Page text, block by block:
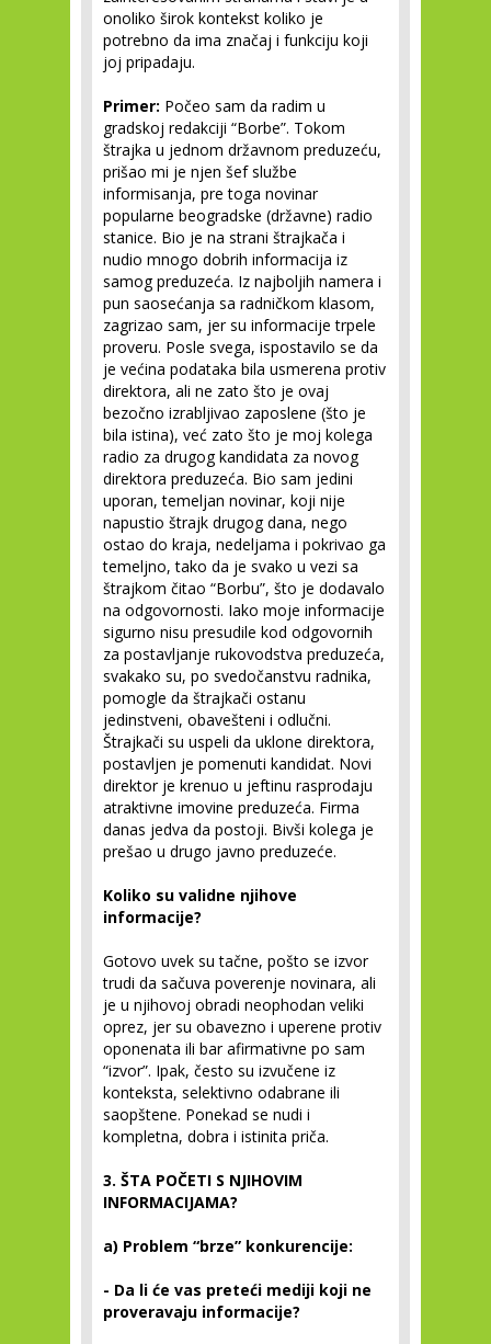
onoliko širok kontekst koliko je
potrebno da ima značaj i funkciju koji
joj pripadaju.
Primer: Počeo sam da radim u
gradskoj redakciji “Borbe”. Tokom
štrajka u jednom državnom preduzeću,
prišao mi je njen šef službe
informisanja, pre toga novinar
popularne beogradske (državne) radio
stanice. Bio je na strani štrajkača i
nudio mnogo dobrih informacija iz
samog preduzeća. Iz najboljih namera i
pun saosećanja sa radničkom klasom,
zagrizao sam, jer su informacije trpele
proveru. Posle svega, ispostavilo se da
je većina podataka bila usmerena protiv
direktora, ali ne zato što je ovaj
bezočno izrabljivao zaposlene (što je
bila istina), već zato što je moj kolega
radio za drugog kandidata za novog
direktora preduzeća. Bio sam jedini
uporan, temeljan novinar, koji nije
napustio štrajk drugog dana, nego
ostao do kraja, nedeljama i pokrivao ga
temeljno, tako da je svako u vezi sa
štrajkom čitao “Borbu”, što je dodavalo
na odgovornosti. Iako moje informacije
sigurno nisu presudile kod odgovornih
za postavljanje rukovodstva preduzeća,
svakako su, po svedočanstvu radnika,
pomogle da štrajkači ostanu
jedinstveni, obavešteni i odlučni.
Štrajkači su uspeli da uklone direktora,
postavljen je pomenuti kandidat. Novi
direktor je krenuo u jeftinu rasprodaju
atraktivne imovine preduzeća. Firma
danas jedva da postoji. Bivši kolega je
prešao u drugo javno preduzeće.
Koliko su validne njihove
informacije?
Gotovo uvek su tačne, pošto se izvor
trudi da sačuva poverenje novinara, ali
je u njihovoj obradi neophodan veliki
oprez, jer su obavezno i uperene protiv
oponenata ili bar afirmativne po sam
“izvor”. Ipak, često su izvučene iz
konteksta, selektivno odabrane ili
saopštene. Ponekad se nudi i
kompletna, dobra i istinita priča.
3. ŠTA POČETI S NJIHOVIM
INFORMACIJAMA?
a) Problem “brze” konkurencije:
- Da li će vas preteći mediji koji ne
proveravaju informacije?